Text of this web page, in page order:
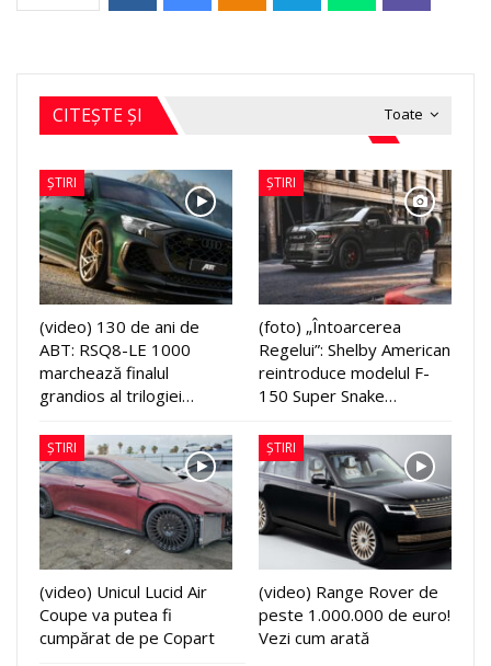
Toate
CITEȘTE ȘI
ȘTIRI
(video) 130 de ani de
ABT: RSQ8-LE 1000
marchează finalul
grandios al trilogiei…
ȘTIRI
(foto) „Întoarcerea
Regelui”: Shelby American
reintroduce modelul F-
150 Super Snake…
ȘTIRI
(video) Unicul Lucid Air
Coupe va putea fi
cumpărat de pe Copart
ȘTIRI
(video) Range Rover de
peste 1.000.000 de euro!
Vezi cum arată